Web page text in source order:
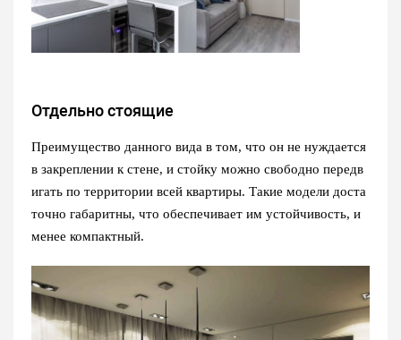
Отдельно стоящие
Преимущество данного вида в том, что он не нуждается
в закреплении к стене, и стойку можно свободно передв
игать по территории всей квартиры. Такие модели доста
точно габаритны, что обеспечивает им устойчивость, и
менее компактный.